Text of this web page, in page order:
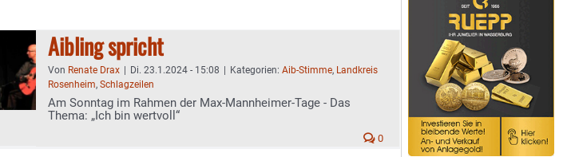
Aibling spricht
Von Renate Drax Di. 23.1.2024 - 15:08 Kategorien: Aib-Stimme, Landkreis
Rosenheim, Schlagzeilen
Am Sonntag im Rahmen der Max-Mannheimer-Tage - Das
Thema: „Ich bin wertvoll“
0